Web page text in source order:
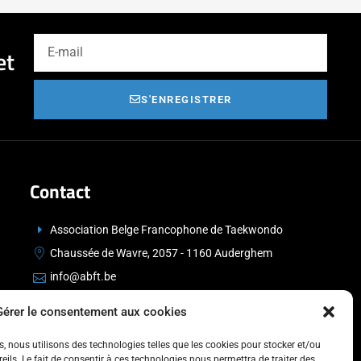
le consentement aux cookies
nous utilisons des technologies telles que les cookies pour stocker et/ou
S'ENREGISTRER
Contact
Association Belge Francophone de Taekwondo
Chaussée de Wavre, 2057 - 1160 Auderghem
info@abft.be